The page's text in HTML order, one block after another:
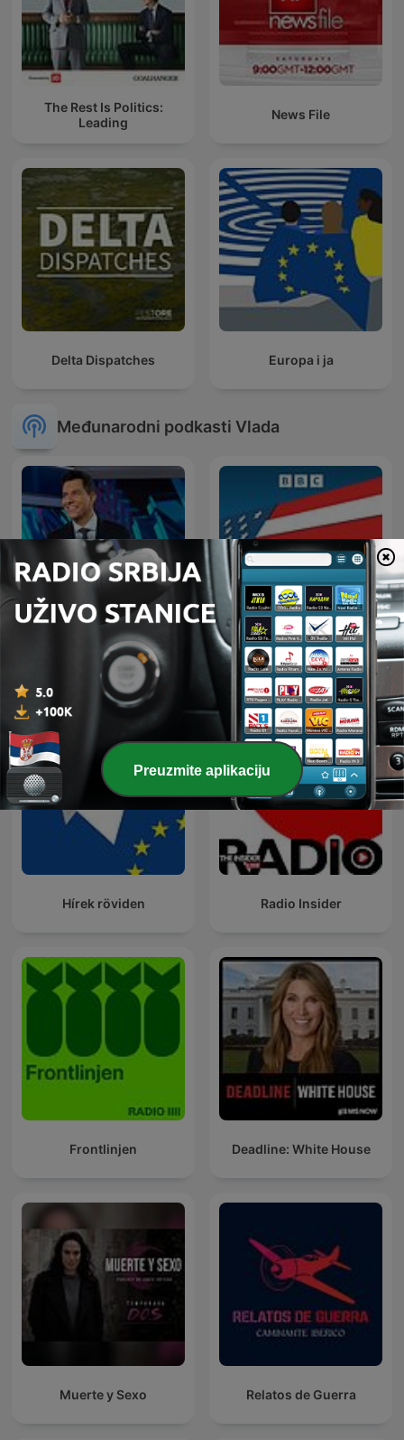
The Rest Is Politics:
Leading
News File
Delta Dispatches Europa i ja
Međunarodni podkasti Vlada
NBC Nightly News with
Tom Llamas
Americast
Hírek röviden Radio Insider
Frontlinjen Deadline: White House
Muerte y Sexo Relatos de Guerra
Preuzmite aplikaciju